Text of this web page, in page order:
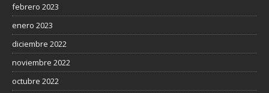
febrero 2023
enero 2023
diciembre 2022
noviembre 2022
octubre 2022